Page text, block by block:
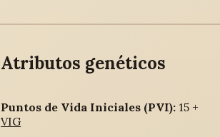
Atributos genéticos
Puntos de Vida Iniciales (PVI): 15 +
VIG